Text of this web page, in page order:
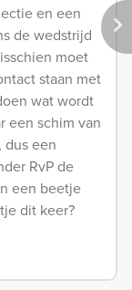
en een
de wedstrijd
moet
staan met
wat wordt
een schim van
dus een
RvP de
een beetje
dit keer?